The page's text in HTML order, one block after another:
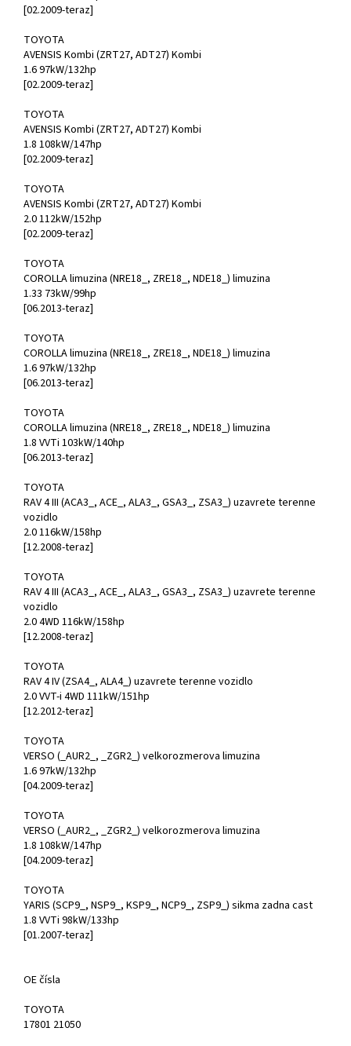
[02.2009-teraz]
TOYOTA
AVENSIS Kombi (ZRT27, ADT27) Kombi
1.6 97kW/132hp
[02.2009-teraz]
TOYOTA
AVENSIS Kombi (ZRT27, ADT27) Kombi
1.8 108kW/147hp
[02.2009-teraz]
TOYOTA
AVENSIS Kombi (ZRT27, ADT27) Kombi
2.0 112kW/152hp
[02.2009-teraz]
TOYOTA
COROLLA limuzina (NRE18_, ZRE18_, NDE18_) limuzina
1.33 73kW/99hp
[06.2013-teraz]
TOYOTA
COROLLA limuzina (NRE18_, ZRE18_, NDE18_) limuzina
1.6 97kW/132hp
[06.2013-teraz]
TOYOTA
COROLLA limuzina (NRE18_, ZRE18_, NDE18_) limuzina
1.8 VVTi 103kW/140hp
[06.2013-teraz]
TOYOTA
RAV 4 III (ACA3_, ACE_, ALA3_, GSA3_, ZSA3_) uzavrete terenne
vozidlo
2.0 116kW/158hp
[12.2008-teraz]
TOYOTA
RAV 4 III (ACA3_, ACE_, ALA3_, GSA3_, ZSA3_) uzavrete terenne
vozidlo
2.0 4WD 116kW/158hp
[12.2008-teraz]
TOYOTA
RAV 4 IV (ZSA4_, ALA4_) uzavrete terenne vozidlo
2.0 VVT-i 4WD 111kW/151hp
[12.2012-teraz]
TOYOTA
VERSO (_AUR2_, _ZGR2_) velkorozmerova limuzina
1.6 97kW/132hp
[04.2009-teraz]
TOYOTA
VERSO (_AUR2_, _ZGR2_) velkorozmerova limuzina
1.8 108kW/147hp
[04.2009-teraz]
TOYOTA
YARIS (SCP9_, NSP9_, KSP9_, NCP9_, ZSP9_) sikma zadna cast
1.8 VVTi 98kW/133hp
[01.2007-teraz]
OE čísla
TOYOTA
17801 21050